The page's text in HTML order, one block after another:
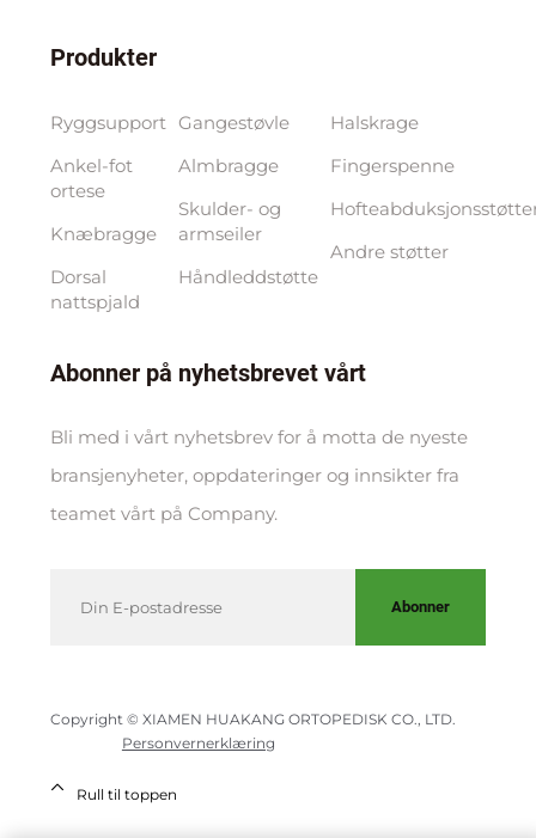
Produkter
Ryggsupport
Ankel-fot
ortese
Knæbragge
Dorsal
nattspjald
Gangestøvle
Almbragge
Skulder- og
armseiler
Håndleddstøtte
Halskrage
Fingerspenne
Andre støtter
Abonner på nyhetsbrevet vårt
Bli med i vårt nyhetsbrev for å motta de nyeste
bransjenyheter, oppdateringer og innsikter fra
teamet vårt på Company.
Abonner
Copyright © XIAMEN HUAKANG ORTOPEDISK CO., LTD.
Personvernerklæring
Rull til toppen